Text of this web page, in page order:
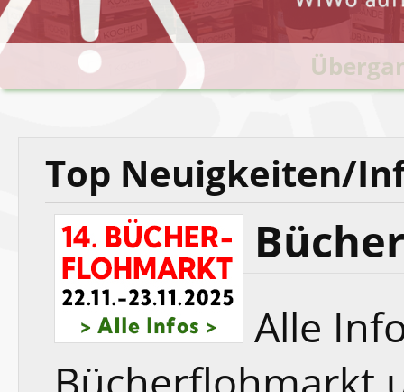
Patrick Eichriedler
Fotos der
Top Neuigkeiten/
Alle